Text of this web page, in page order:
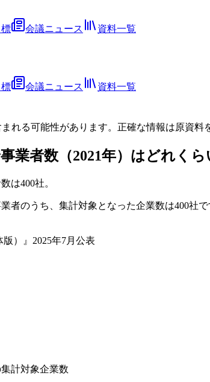
会議ニュース 資料一覧
会議ニュース
資料一覧
れる可能性があります。正確な情報は原資料
業者数（2021年）はどれく
は400社。
者のうち、集計対象となった企業数は400
）』2025年7月公表
計対象企業数